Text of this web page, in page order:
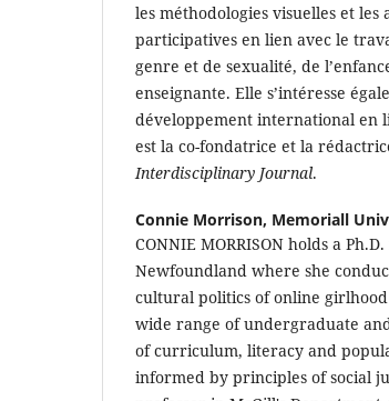
les méthodologies visuelles et
participatives en lien avec le
genre et de sexualité, de
enseignante. Elle s’intéresse
développement international en
est la co-fondatrice et la
Interdisciplinary Journal.
Connie Morrison, Memoriall
CONNIE MORRISON holds a
Newfoundland where she
cultural politics of online
wide range of undergraduate
of curriculum, literacy and
informed by principles of social